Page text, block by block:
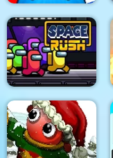
Stick Warrior Hero
Battle
Space Rush